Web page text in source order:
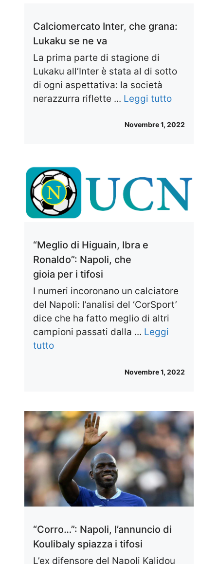
Calciomercato Inter, che grana:
Lukaku se ne va
La prima parte di stagione di
Lukaku all’Inter è stata al di sotto
di ogni aspettativa: la società
nerazzurra riflette ... Leggi tutto
Novembre 1, 2022
“Meglio di Higuain, Ibra e
Ronaldo”: Napoli, che
gioia per i tifosi
I numeri incoronano un calciatore
del Napoli: l’analisi del ‘CorSport’
dice che ha fatto meglio di altri
campioni passati dalla ... Leggi
tutto
Novembre 1, 2022
“Corro…”: Napoli, l’annuncio di
Koulibaly spiazza i tifosi
L’ex difensore del Napoli Kalidou